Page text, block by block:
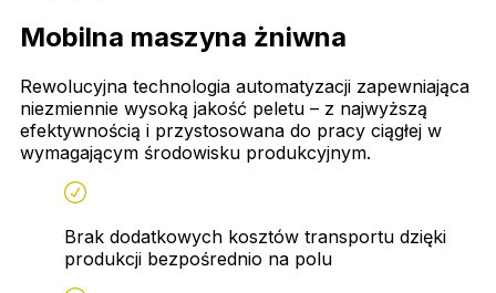
Mobilna maszyna żniwna
Rewolucyjna technologia automatyzacji zapewniająca
niezmiennie wysoką jakość peletu – z najwyższą
efektywnością i przystosowana do pracy ciągłej w
wymagającym środowisku produkcyjnym.
Brak dodatkowych kosztów transportu dzięki
produkcji bezpośrednio na polu